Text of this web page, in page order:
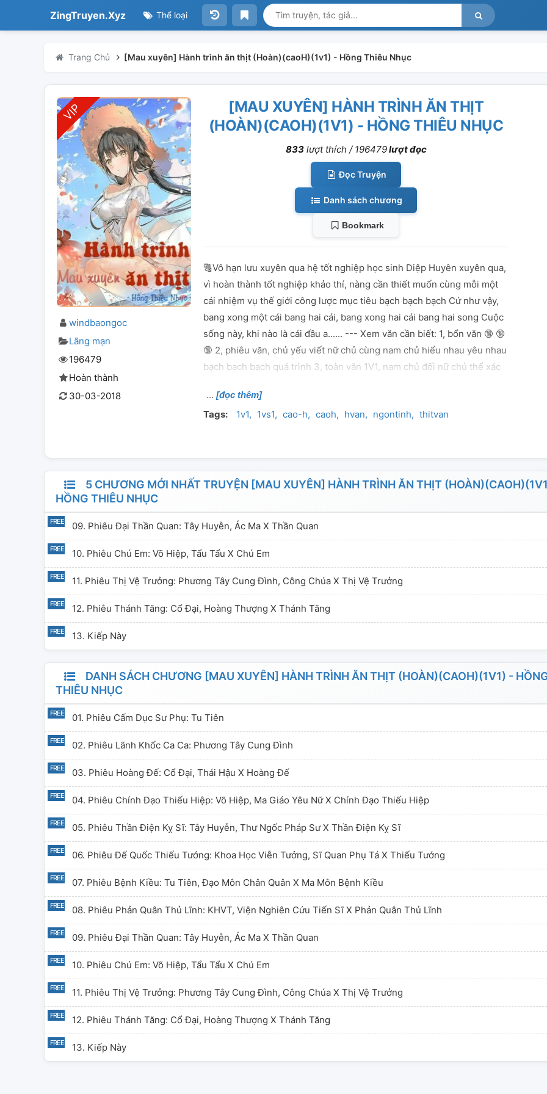
ZingTruyen.Xyz Thể loại
Trang Chủ [Mau xuyên] Hành trình ăn thịt (Hoàn)(caoH)(1v1) - Hồng Thiêu Nhục
windbaongoc
Lãng mạn
196479
Hoàn thành
30-03-2018
[MAU XUYÊN] HÀNH TRÌNH ĂN THỊT
(HOÀN)(CAOH)(1V1) - HỒNG THIÊU NHỤC
833lượt thích / 196479lượt đọc
Đọc Truyện
Danh sách chương
Bookmark
🔠Vô hạn lưu xuyên qua hệ tốt nghiệp học sinh Diệp Huyên xuyên qua,
vì hoàn thành tốt nghiệp khảo thí, nàng cần thiết muốn cùng mỗi một
cái nhiệm vụ thế giới công lược mục tiêu bạch bạch bạch Cứ như vậy,
bang xong một cái bang hai cái, bang xong hai cái bang hai song Cuộc
sống này, khi nào là cái đầu a...... --- Xem văn cần biết: 1, bổn văn 🔞 🔞
🔞 2, phiêu văn, chủ yếu viết nữ chủ cùng nam chủ hiểu nhau yêu nhau
bạch bạch bạch quá trình 3, toàn văn 1V1, nam chủ đối nữ chủ thể xác
thường đạm, bởi vì giả thiết nguyên nhân, nữ chủ thoạt nhìn sẽ thực
tinh phân, bởi vì tính cách bất đồng, có sẽ chủ động công lược, có
khốc ca ca: Phương Tây cung đình. 3, Phiêu hoàng đế: Cổ đại, Thái hậu
Chính đạo thiếu hiệp 5, Phiêu thần điện kỵ sĩ: Tây huyễn, Thư ngốc
pháp sư x Thần điện kỵ sĩ 6, Phiêu đế quốc thiếu tướng: Khoa học viễn
tưởng, Sĩ quan phụ tá x Thiếu tướng 7, Phiêu bệnh kiều: Tu tiên, Đạo
môn chân quân x Ma môn bệnh kiều 8, Phiêu phản quân thủ lĩnh: Khoa
học viễn tưởng, Viện nghiên cứu tiến sĩ x Phản quân thủ lĩnh 9, Phiêu
đại thần quan: Tây huyễn, Ác ma x Thần quan 10, Phiêu chú em: Võ
hiệp, Tẩu tẩu x Chú em 11, Phiêu thị vệ trưởng: Phương Tây cung đình,
[đọc thêm]
Tags: 1v1 1vs1 cao-h caoh hvan ngontinh thitvan
5 CHƯƠNG MỚI NHẤT TRUYỆN [MAU XUYÊN] HÀNH TRÌNH ĂN THỊT
HỒNG THIÊU NHỤC
09. Phiêu Đại Thần Quan: Tây Huyễn, Ác Ma X Thần Quan
10. Phiêu Chú Em: Võ Hiệp, Tẩu Tẩu X Chú Em
11. Phiêu Thị Vệ Trưởng: Phương Tây Cung Đình, Công Chúa X Thị Vệ Trưởng
12. Phiêu Thánh Tăng: Cổ Đại, Hoàng Thượng X Thánh Tăng
13. Kiếp Này
DANH SÁCH CHƯƠNG [MAU XUYÊN] HÀNH TRÌNH ĂN THỊT (HOÀN)(CAOH)(1V1) -
THIÊU NHỤC
01. Phiêu Cấm Dục Sư Phụ: Tu Tiên
02. Phiêu Lãnh Khốc Ca Ca: Phương Tây Cung Đình
03. Phiêu Hoàng Đế: Cổ Đại, Thái Hậu X Hoàng Đế
04. Phiêu Chính Đạo Thiếu Hiệp: Võ Hiệp, Ma Giáo Yêu Nữ X Chính Đạo Thiếu Hiệp
05. Phiêu Thần Điện Kỵ Sĩ: Tây Huyễn, Thư Ngốc Pháp Sư X Thần Điện Kỵ Sĩ
06. Phiêu Đế Quốc Thiếu Tướng: Khoa Học Viễn Tưởng, Sĩ Quan Phụ Tá X Thiếu Tướng
07. Phiêu Bệnh Kiều: Tu Tiên, Đạo Môn Chân Quân X Ma Môn Bệnh Kiều
08. Phiêu Phản Quân Thủ Lĩnh: KHVT, Viện Nghiên Cứu Tiến Sĩ X Phản Quân Thủ Lĩnh
09. Phiêu Đại Thần Quan: Tây Huyễn, Ác Ma X Thần Quan
10. Phiêu Chú Em: Võ Hiệp, Tẩu Tẩu X Chú Em
11. Phiêu Thị Vệ Trưởng: Phương Tây Cung Đình, Công Chúa X Thị Vệ Trưởng
12. Phiêu Thánh Tăng: Cổ Đại, Hoàng Thượng X Thánh Tăng
13. Kiếp Này